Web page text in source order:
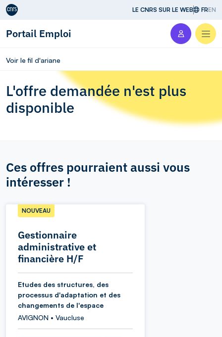
Aller au contenu LE CNRS SUR LE WEB FREN
Portail Emploi
Voir le fil d'ariane
L'offre demandée n'est plus
disponible
Ces offres pourraient aussi vous
intéresser !
Gestionnaire
administrative et
financière H/F
NOUVEAU
Etudes des structures, des
processus d'adaptation et des
changements de l'espace
AVIGNON • Vaucluse